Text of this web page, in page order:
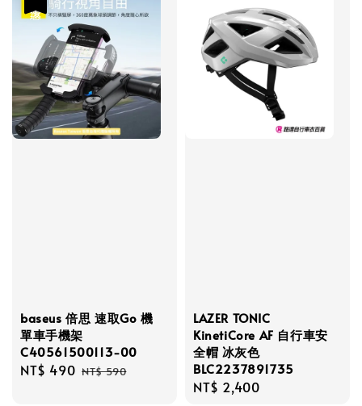
baseus 倍思 速取Go 機
單車手機架
C40561500113-00
Sale
NT$ 490 Regular
NT$ 590
LAZER TONIC
KinetiCore AF 自行車安
全帽 冰灰色
BLC2237891735
Regular
NT$ 2,400